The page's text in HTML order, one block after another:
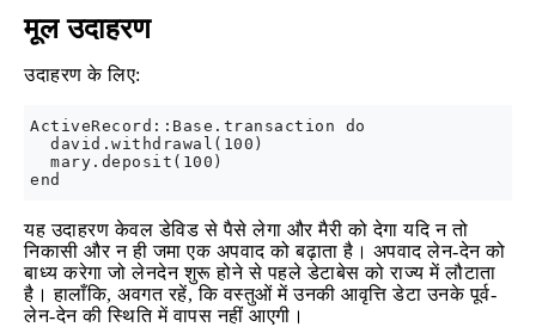
मूल उदाहरण
उदाहरण के लिए:
ActiveRecord::Base.transaction do
  david.withdrawal(100)
  mary.deposit(100)
यह उदाहरण केवल डेविड से पैसे लेगा और मैरी को देगा यदि न तो
निकासी और न ही जमा एक अपवाद को बढ़ाता है। अपवाद लेन-देन को
बाध्य करेगा जो लेनदेन शुरू होने से पहले डेटाबेस को राज्य में लौटाता
है। हालाँकि, अवगत रहें, कि वस्तुओं में उनकी आवृत्ति डेटा उनके पूर्व-
लेन-देन की स्थिति में वापस नहीं आएगी।